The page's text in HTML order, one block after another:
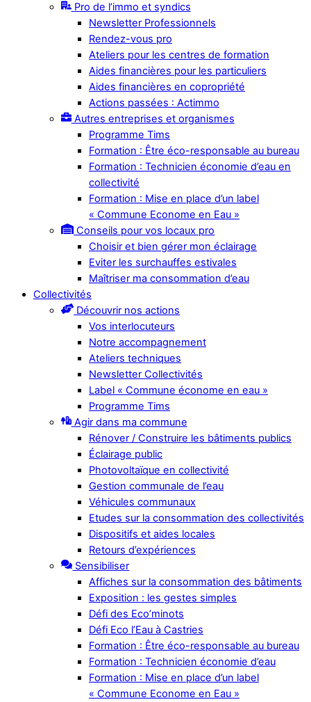
Pro de l’immo et syndics
Newsletter Professionnels
Rendez-vous pro
Ateliers pour les centres de formation
Aides financières pour les particuliers
Aides financières en copropriété
Actions passées : Actimmo
Autres entreprises et organismes
Programme Tims
Formation : Être éco-responsable au bureau
Formation : Technicien économie d’eau en
collectivité
Formation : Mise en place d’un label
« Commune Econome en Eau »
Conseils pour vos locaux pro
Choisir et bien gérer mon éclairage
Eviter les surchauffes estivales
Maîtriser ma consommation d’eau
Collectivités
Découvrir nos actions
Vos interlocuteurs
Notre accompagnement
Ateliers techniques
Newsletter Collectivités
Label « Commune économe en eau »
Programme Tims
Agir dans ma commune
Rénover / Construire les bâtiments publics
Éclairage public
Photovoltaïque en collectivité
Gestion communale de l’eau
Véhicules communaux
Etudes sur la consommation des collectivités
Dispositifs et aides locales
Retours d’expériences
Sensibiliser
Affiches sur la consommation des bâtiments
Exposition : les gestes simples
Défi des Eco’minots
Défi Eco l’Eau à Castries
Formation : Être éco-responsable au bureau
Formation : Technicien économie d’eau
Formation : Mise en place d’un label
« Commune Econome en Eau »